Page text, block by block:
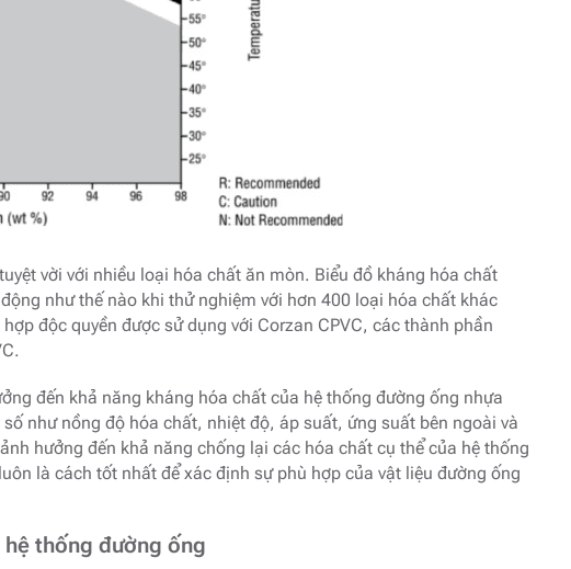
vời với nhiều loại hóa chất ăn mòn. Biểu đồ kháng hóa chất
như thế nào khi thử nghiệm với hơn 400 loại hóa chất khác
độc quyền được sử dụng với Corzan CPVC, các thành phần
đến khả năng kháng hóa chất của hệ thống đường ống nhựa
như nồng độ hóa chất, nhiệt độ, áp suất, ứng suất bên ngoài và
hưởng đến khả năng chống lại các hóa chất cụ thể của hệ thống
là cách tốt nhất để xác định sự phù hợp của vật liệu đường ống
thống đường ống